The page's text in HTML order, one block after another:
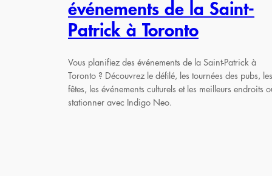
événements de la Saint-
Patrick à Toronto
Vous planifiez des événements de la Saint-Patrick à
Toronto ? Découvrez le défilé, les tournées des pubs, les
fêtes, les événements culturels et les meilleurs endroits
stationner avec Indigo Neo.